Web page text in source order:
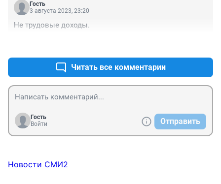
Гость
3 августа 2023, 23:20
Не трудовые доходы.
Читать все комментарии
Гость
Войти
Отправить
Новости СМИ2